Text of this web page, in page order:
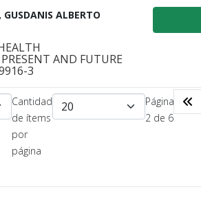
ALBERTO
AND FUTURE
3
Cantidad
de ítems
por
página
Página
2 de 6